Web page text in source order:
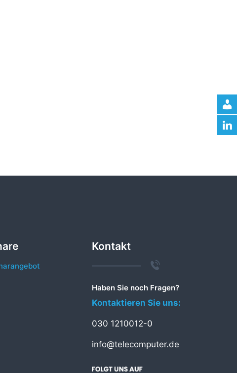
Kontakt
Haben Sie noch Fragen?
Kontaktieren Sie uns:
030 1210012-0
info@telecomputer.de